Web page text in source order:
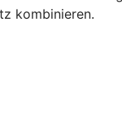
kombinieren.